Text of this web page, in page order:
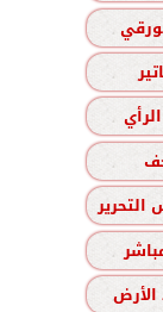
الأرض